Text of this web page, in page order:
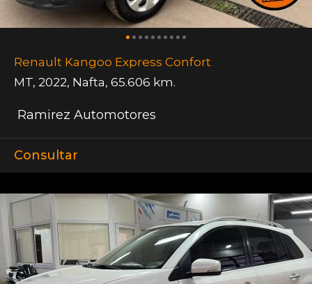
Renault Kangoo Express Confort
MT, 2022, Nafta, 65.606 km.
Ramirez Automotores
Consultar